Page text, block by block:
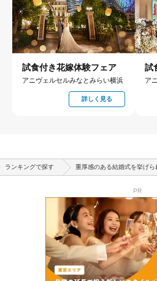
試食付き花嫁体験フェア
アニヴェルセルみなとみらい横浜
詳しく見る
試
ア
ランキングで探す 重厚感のある結婚式を挙げ
PR